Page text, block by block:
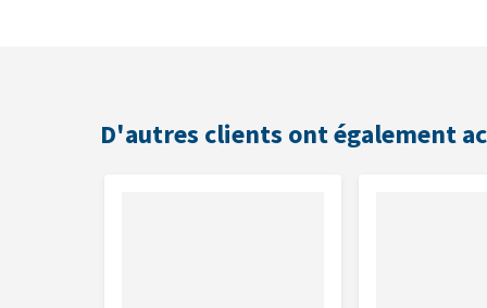
60, 70 ou 80 cm
D'autres clients ont également